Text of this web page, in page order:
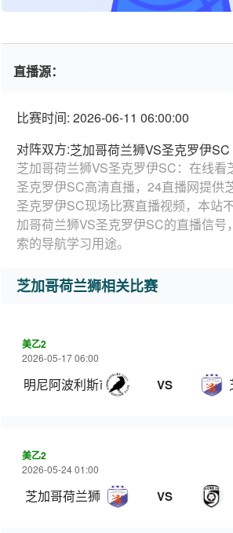
直播源：
比赛时间: 2026-06-11 06:00:00
对阵双方:芝加哥荷兰狮VS圣克罗伊SC
芝加哥荷兰狮VS圣克罗伊SC：在线看
圣克罗伊SC高清直播，24直播网提供
圣克罗伊SC现场比赛直播视频，本站
加哥荷兰狮VS圣克罗伊SC的直播信号
索的导航学习用途。
芝加哥荷兰狮相关比赛
美乙2
2026-05-17 06:00
明尼阿波利斯市SC VS
美乙2
2026-05-24 01:00
芝加哥荷兰狮 VS